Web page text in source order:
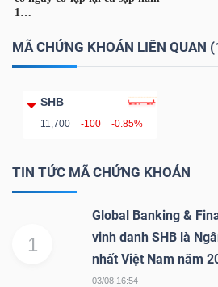
MÃ CHỨNG KHOÁN LIÊN QUAN
SHB
11,700 -100 -0.85%
TIN TỨC MÃ CHỨNG KHOÁN
1
Global Banking &
vinh danh SHB là
nhất Việt Nam năm
03/08 16:54
PHÂN
TÍCH
VĨ